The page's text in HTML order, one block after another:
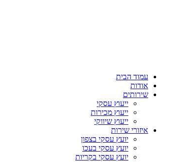
עמוד הבית
אודות
שירותים
ייעוץ עסקי
ייעוץ מכירות
ייעוץ שיווקי
איזורי שירות
יועץ עסקי בצפון
יועץ עסקי בעכו
יועץ עסקי בקריות